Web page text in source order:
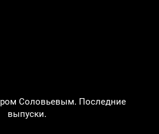
Соловьевым. Последние
выпуски.